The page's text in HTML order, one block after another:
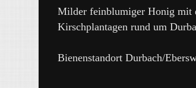
Milder feinblumiger Honig mit
Kirschplantagen rund um
Bienenstandort Durbach/